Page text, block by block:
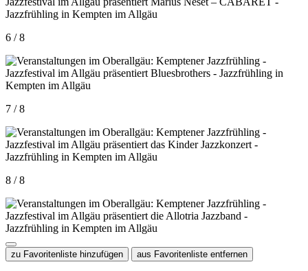
6 / 8
7 / 8
8 / 8
zu Favoritenliste hinzufügen aus Favoritenliste entfernen